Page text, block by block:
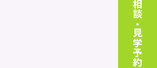
無料相談・見学予約